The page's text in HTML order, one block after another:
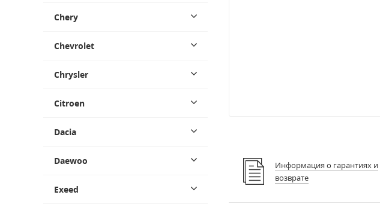
Chery
Chevrolet
Chrysler
Citroen
Dacia
Daewoo
Exeed
Информация о гарантиях и
возврате